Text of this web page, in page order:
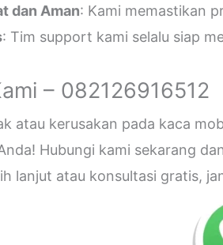
dan Aman: Kami memastikan
: Tim support kami selalu siap
– 082126916512
atau kerusakan pada kaca
Hubungi kami sekarang
lanjut atau konsultasi gratis,